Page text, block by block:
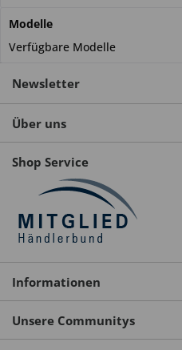
Modelle
Verfügbare Modelle
Newsletter
Über uns
Shop Service
Informationen
Unsere Communitys